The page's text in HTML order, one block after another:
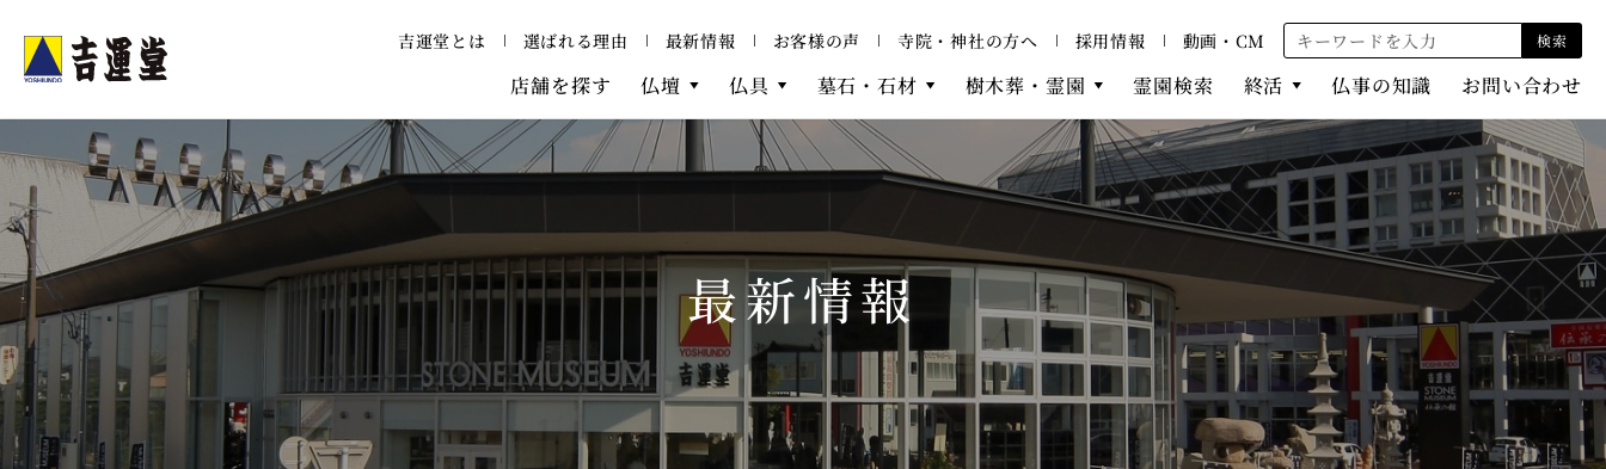
店舗を探す
仏壇 仏具 墓石・石材 樹木葬・霊園 霊園検索 終活 仏事の知識 お問い合わせ
吉運堂とは 選ばれる理由 最新情報 お客様の声 寺院・神社の方へ 採用情報 動画・CM 検索
最新情報